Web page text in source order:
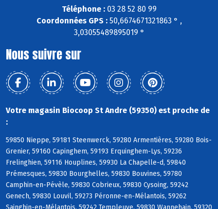
Téléphone :03 28 52 80 99
Coordonnées GPS :50,6674671321863 ° ,
3,03055489895019 °
Nous suivre sur
Votre magasin Biocoop St Andre (59350) est proche de
:
59850 Nieppe, 59181 Steenwerck, 59280 Armentières, 59280 Bois-
Grenier, 59160 Capinghem, 59193 Erquinghem-Lys, 59236
Frelinghien, 59116 Houplines, 59930 La Chapelle-d, 59840
Prémesques, 59830 Bourghelles, 59830 Bouvines, 59780
Camphin-en-Pévèle, 59830 Cobrieux, 59830 Cysoing, 59242
Genech, 59830 Louvil, 59273 Péronne-en-Mélantois, 59262
Sainghin-en-Mélantois, 59242 Templeuve, 59830 Wannehain, 59320